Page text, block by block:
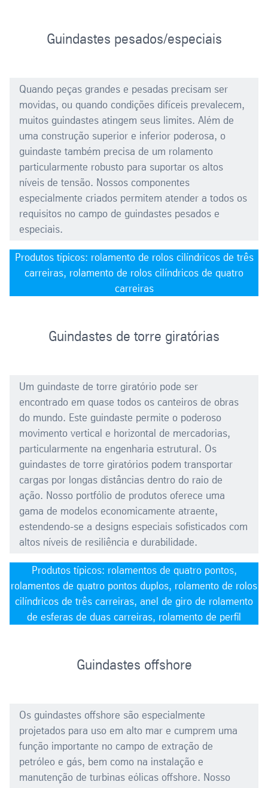
Guindastes pesados/especiais
Quando peças grandes e pesadas precisam ser
movidas, ou quando condições difíceis prevalecem,
muitos guindastes atingem seus limites. Além de
uma construção superior e inferior poderosa, o
guindaste também precisa de um rolamento
particularmente robusto para suportar os altos
níveis de tensão. Nossos componentes
especialmente criados permitem atender a todos os
requisitos no campo de guindastes pesados e
especiais.
Produtos típicos: rolamento de rolos cilíndricos de três
carreiras, rolamento de rolos cilíndricos de quatro
carreiras
Guindastes de torre giratórias
Um guindaste de torre giratório pode ser
encontrado em quase todos os canteiros de obras
do mundo. Este guindaste permite o poderoso
movimento vertical e horizontal de mercadorias,
particularmente na engenharia estrutural. Os
guindastes de torre giratórios podem transportar
cargas por longas distâncias dentro do raio de
ação. Nosso portfólio de produtos oferece uma
gama de modelos economicamente atraente,
estendendo-se a designs especiais sofisticados com
altos níveis de resiliência e durabilidade.
Produtos típicos: rolamentos de quatro pontos,
rolamentos de quatro pontos duplos, rolamento de rolos
cilíndricos de três carreiras, anel de giro de rolamento
de esferas de duas carreiras, rolamento de perfil
Guindastes offshore
Os guindastes offshore são especialmente
projetados para uso em alto mar e cumprem uma
função importante no campo de extração de
petróleo e gás, bem como na instalação e
manutenção de turbinas eólicas offshore. Nosso